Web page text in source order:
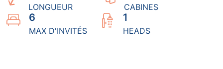
LONGUEUR CABINES
6
MAX D'INVITÉS
1
HEADS